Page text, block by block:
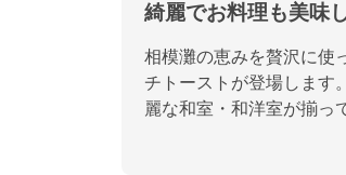
綺麗でお料理も美味
相模灘の恵みを贅沢に使
チトーストが登場します
麗な和室・和洋室が揃っ